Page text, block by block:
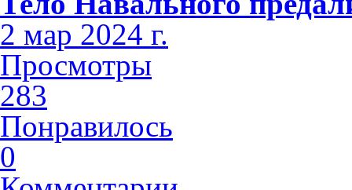
2 мар 2024 г.
Просмотры
283
Понравилось
0